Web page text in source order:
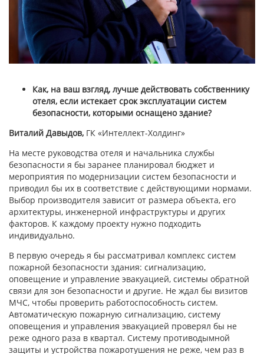
Как, на ваш взгляд, лучше действовать собственнику
отеля, если истекает срок эксплуатации систем
безопасности, которыми оснащено здание?
Виталий Давыдов, ГК «Интеллект-Холдинг»
На месте руководства отеля и начальника службы
безопасности я бы заранее планировал бюджет и
мероприятия по модернизации систем безопасности и
приводил бы их в соответствие с действующими нормами.
Выбор производителя зависит от размера объекта, его
архитектуры, инженерной инфраструктуры и других
факторов. К каждому проекту нужно подходить
индивидуально.
В первую очередь я бы рассматривал комплекс систем
пожарной безопасности здания: сигнализацию,
оповещение и управление эвакуацией, системы обратной
связи для зон безопасности и другие. Не ждал бы визитов
МЧС, чтобы проверить работоспособность систем.
Автоматическую пожарную сигнализацию, систему
оповещения и управления эвакуацией проверял бы не
реже одного раза в квартал. Систему противодымной
защиты и устройства пожаротушения не реже, чем раз в